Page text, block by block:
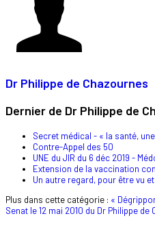
Dr Philippe de Chazournes
Dernier de Dr Philippe de
Secret médical - « la santé,
Contre-Appel des 50
UNE du JIR du 6 déc 2019 -
Extension de la vaccination
Un autre regard, pour être vu
Plus dans cette catégorie : «
Senat le 12 mai 2010 du Dr Philippe